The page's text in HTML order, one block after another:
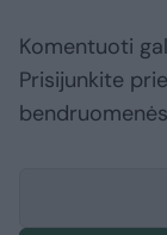
Komentuoti
Prisijunkite